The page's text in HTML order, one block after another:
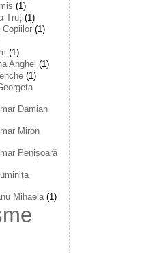
(1)
Truț(1)
Copiilor(1)
(1)
Anghel (1)
(1)
Damian
Miron
Penișoară
Mihaela(1)